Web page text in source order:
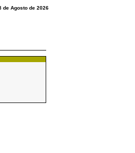
de Agosto de 2026